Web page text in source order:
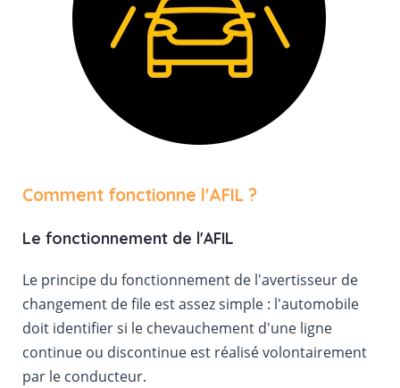
Comment fonctionne l'AFIL ?
Le fonctionnement de l'AFIL
Le principe du fonctionnement de l'avertisseur de
changement de file est assez simple : l'automobile
doit identifier si le chevauchement d'une ligne
continue ou discontinue est réalisé volontairement
par le conducteur.